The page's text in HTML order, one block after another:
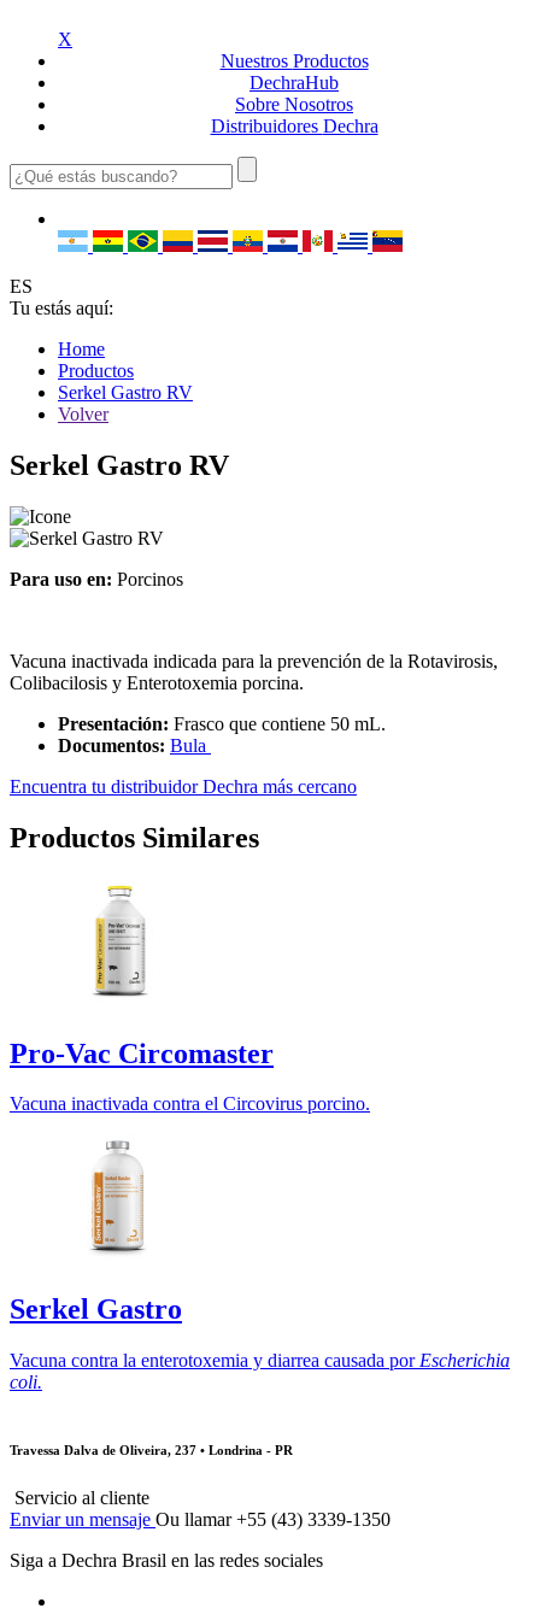
X
Nuestros Productos
DechraHub
Sobre Nosotros
Distribuidores Dechra
ES
Tu estás aquí:
Home
Productos
Serkel Gastro RV
Volver
Serkel Gastro RV
Para uso en: Porcinos
Vacuna inactivada indicada para la prevención de la Rotavirosis,
Colibacilosis y Enterotoxemia porcina.
Presentación: Frasco que contiene 50 mL.
Documentos: Bula
Encuentra tu distribuidor Dechra más cercano
Productos Similares
Pro-Vac Circomaster
Vacuna inactivada contra el Circovirus porcino.
Serkel Gastro
Vacuna contra la enterotoxemia y diarrea causada por Escherichia
coli.
Travessa Dalva de Oliveira, 237 • Londrina - PR
Servicio al cliente
Enviar un mensaje Ou llamar +55 (43) 3339-1350
Siga a Dechra Brasil en las redes sociales